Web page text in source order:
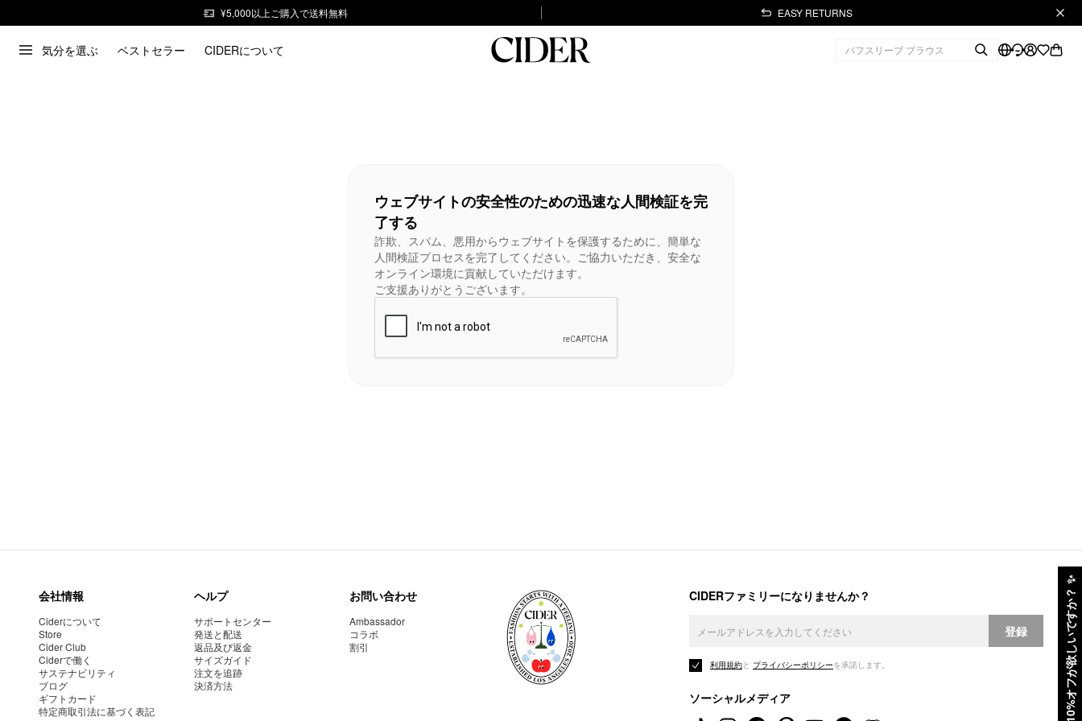
¥5,000以上ご購入で送料無料 EASY RETURNS
気分を選ぶ ベストセラー CIDERについて
10%オフが欲しいですか？
✨
ウェブサイトの安全性のための迅速な人間検証を完
了する
詐欺、スパム、悪用からウェブサイトを保護するために、簡単な
人間検証プロセスを完了してください。ご協力いただき、安全な
オンライン環境に貢献していただけます。
ご支援ありがとうございます。
会社情報
Ciderについて
Store
Cider Club
Ciderで働く
サステナビリティ
ブログ
ギフトカード
特定商取引法に基づく表記
ヘルプ
サポートセンター
発送と配送
返品及び返金
サイズガイド
注文を追跡
決済方法
お問い合わせ
Ambassador
コラボ
割引
CIDERファミリーになりませんか？
登録
利用規約と プライバシーポリシーを承諾します。
ソーシャルメディア